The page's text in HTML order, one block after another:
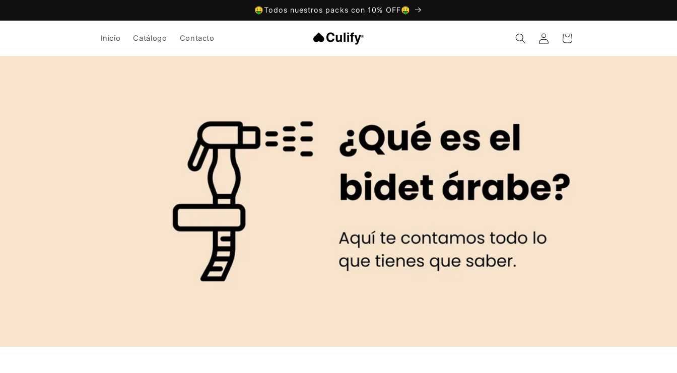
al contenido
🤑Todos nuestros packs con 10% OFF🤑
Inicio Catálogo Contacto
Iniciar
sesión
Carrito